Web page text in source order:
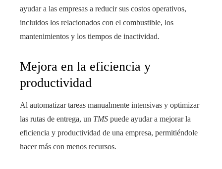
ayudar a las empresas a reducir sus costos operativos,
incluidos los relacionados con el combustible, los
mantenimientos y los tiempos de inactividad.
Mejora en la eficiencia y
productividad
Al automatizar tareas manualmente intensivas y optimizar
las rutas de entrega, un TMS puede ayudar a mejorar la
eficiencia y productividad de una empresa, permitiéndole
hacer más con menos recursos.